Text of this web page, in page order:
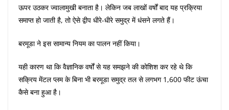
ऊपर उठकर ज्वालामुखी बनाता है। लेकिन जब लाखों वर्षों बाद यह प्रक्रिया
समाप्त हो जाती है, तो ऐसे द्वीप धीरे-धीरे समुद्र में धंसने लगते हैं।
बरमूडा ने इस सामान्य नियम का पालन नहीं किया।
यही कारण था कि वैज्ञानिक वर्षों से यह समझने की कोशिश कर रहे थे कि
सक्रिय मेंटल प्लम के बिना भी बरमूडा समुद्र तल से लगभग 1,600 फीट ऊंचा
कैसे बना हुआ है।